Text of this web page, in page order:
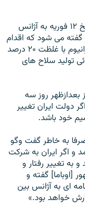
در نامۀ مشترک اين سه دولت که به تاريخ ۱۲ فوريه به آژانس
گفته می شود که اقدام
هفتۀ پيش دولت ايران در غنی سازی اورانيوم با غلظت ۲۰ درصد
توليد سلاح های
بعدازظهر روز سه
دولت ايران تغيير
خود باشد.
به خاطر گفت وگو
و اگر ايران به شرکت
به تغيير رفتار و
[اوباما] گفته و
ای به آژانس بين
خواهد بود.»